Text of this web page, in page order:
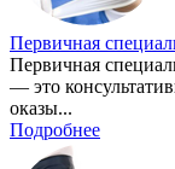
Первичная
Первичная
— это
оказы...
Подробнее